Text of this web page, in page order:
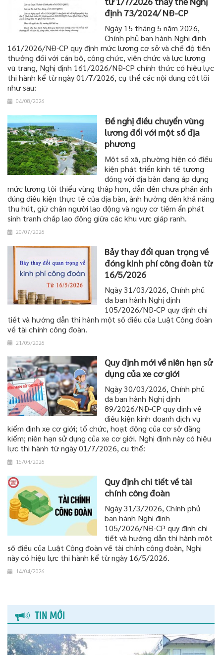
định 73/2024/ NĐ-CP
Ngày 15 tháng 5 năm 2026,
Chính phủ ban hành Nghị định
161/2026/NĐ-CP quy định mức lương cơ sở và chế độ tiền
thưởng đối với cán bộ, công chức, viên chức và lực lượng
vũ trang, Nghị định 161/2026/NĐ-CP chính thức có hiệu lực
thi hành kể từ ngày 01/7/2026, cụ thể các nội dung cốt lõi
như sau:
04/08/2026
Đề nghị điều chuyển vùng
lương đối với một số địa
phương
Một số xã, phường hiện có điều
kiện phát triển kinh tế tương
đồng với địa bàn đang áp dụng
mức lương tối thiểu vùng thấp hơn, dẫn đến chưa phản ánh
đúng điều kiện thực tế của địa bàn, ảnh hưởng đến khả năng
thu hút, giữ chân người lao động và nguy cơ tiềm ẩn phát
sinh tranh chấp lao động giữa các khu vực giáp ranh.
20/07/2026
Bảy thay đổi quan trọng về
đóng kinh phí công đoàn từ
16/5/2026
Ngày 31/03/2026, Chính phủ
đã ban hành Nghị định
105/2026/NĐ-CP quy định chi
tiết và hướng dẫn thi hành một số điều của Luật Công đoàn
về tài chính công đoàn.
21/05/2026
Quy định mới về niên hạn sử
dụng của xe cơ giới
Ngày 30/03/2026, Chính phủ
đã ban hành Nghị định
89/2026/NĐ-CP quy định về
điều kiện kinh doanh dịch vụ
kiểm định xe cơ giới; tổ chức, hoạt động của cơ sở đăng
kiểm; niên hạn sử dụng của xe cơ giới. Nghị định này có hiệu
lực thi hành từ ngày 01/7/2026, cụ thể:
15/04/2026
Quy định chi tiết về tài
chính công đoàn
Ngày 31/3/2026, Chính phủ
ban hành Nghị định
105/2026/NĐ-CP quy định chi
tiết và hướng dẫn thi hành một
số điều của Luật Công đoàn về tài chính công đoàn, Nghị
này có hiệu lực thi hành kể từ ngày 16/5/2026.
14/04/2026
TIN MỚI